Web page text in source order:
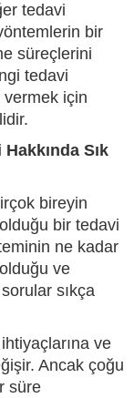
tedavi
bir
süreçlerini
tedavi
için
Sık
bireyin
bir tedavi
ne kadar
ve
sıkça
ve
Ancak çoğu
süre